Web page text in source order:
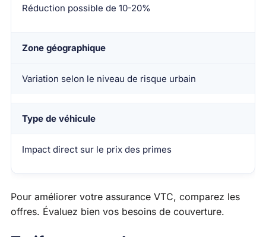
Réduction possible de 10-20%
Zone géographique
Variation selon le niveau de risque urbain
Type de véhicule
Impact direct sur le prix des primes
Pour améliorer votre assurance VTC, comparez les
offres. Évaluez bien vos besoins de couverture.